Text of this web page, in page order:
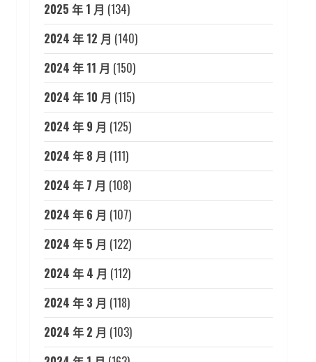
2025 年 1 月 (134)
2024 年 12 月 (140)
2024 年 11 月 (150)
2024 年 10 月 (115)
2024 年 9 月 (125)
2024 年 8 月 (111)
2024 年 7 月 (108)
2024 年 6 月 (107)
2024 年 5 月 (122)
2024 年 4 月 (112)
2024 年 3 月 (118)
2024 年 2 月 (103)